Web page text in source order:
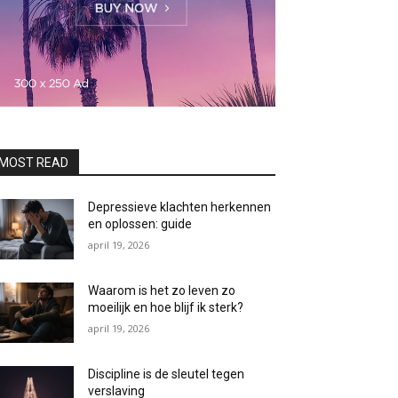
READ
Depressieve klachten herkennen
en oplossen: guide
april 19, 2026
Waarom is het zo leven zo
moeilijk en hoe blijf ik sterk?
april 19, 2026
Discipline is de sleutel tegen
verslaving